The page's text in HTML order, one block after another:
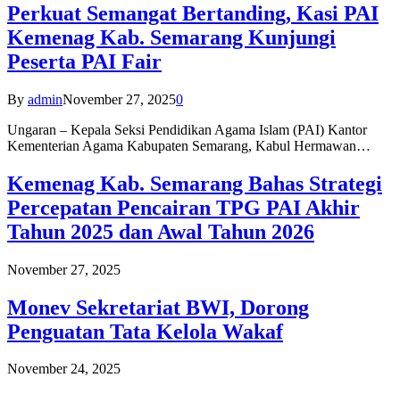
Perkuat Semangat Bertanding, Kasi PAI
Kemenag Kab. Semarang Kunjungi
Peserta PAI Fair
By adminNovember 27, 20250
Ungaran – Kepala Seksi Pendidikan Agama Islam (PAI) Kantor
Kementerian Agama Kabupaten Semarang, Kabul Hermawan…
Kemenag Kab. Semarang Bahas Strategi
Percepatan Pencairan TPG PAI Akhir
Tahun 2025 dan Awal Tahun 2026
November 27, 2025
Monev Sekretariat BWI, Dorong
Penguatan Tata Kelola Wakaf
November 24, 2025